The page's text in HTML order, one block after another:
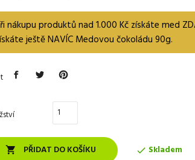
nákupu produktů nad 1.000 Kč získáte med
ještě NAVÍC Medovou čokoládu 90g.
 PŘIDAT DO KOŠÍKU  Skladem